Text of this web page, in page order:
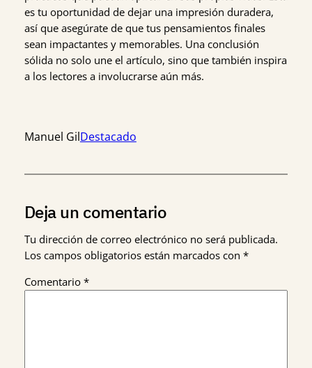
es tu oportunidad de dejar una impresión duradera,
así que asegúrate de que tus pensamientos finales
sean impactantes y memorables. Una conclusión
sólida no solo une el artículo, sino que también inspira
a los lectores a involucrarse aún más.
Manuel GilDestacado
Deja un comentario
Tu dirección de correo electrónico no será publicada.
Los campos obligatorios están marcados con *
Comentario *